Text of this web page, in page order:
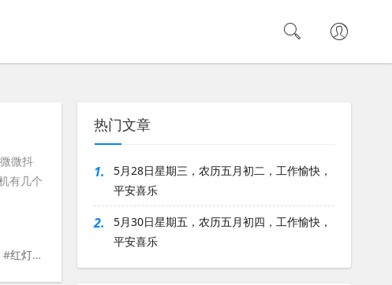
微抖
有几个
#红灯不开机
热门文章
1.
5月28日星期三，农历五月初二，工作愉快，
平安喜乐
2.
5月30日星期五，农历五月初四，工作愉快，
平安喜乐